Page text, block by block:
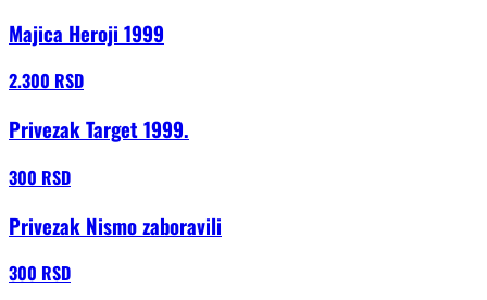
Majica Heroji 1999
2.300 RSD
Privezak Target 1999.
300 RSD
Privezak Nismo zaboravili
300 RSD